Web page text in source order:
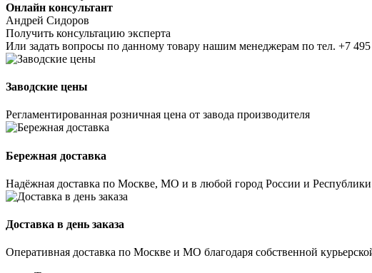
Онлайн консультант
Андрей Сидоров
Получить консультацию эксперта
Или задать вопросы по данному товару нашим менеджерам по тел. +7
Заводские цены
Регламентированная розничная цена от завода производителя
Бережная доставка
Надёжная доставка по Москве, МО и в любой город России и Республики
Доставка в день заказа
Оперативная доставка по Москве и МО благодаря собственной